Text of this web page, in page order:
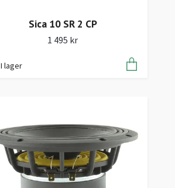
Sica 10 SR 2 CP
1 495 kr
I lager